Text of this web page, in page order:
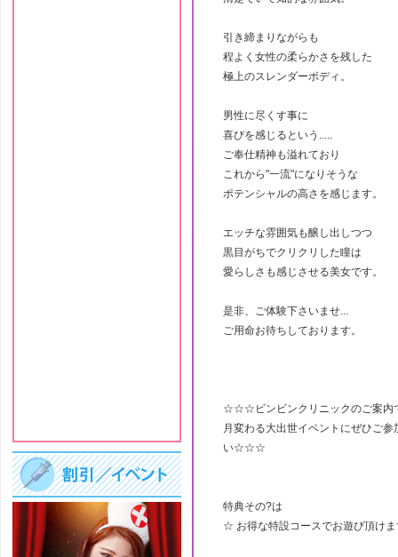
引き締まりながらも
程よく女性の柔らかさを残した
極上のスレンダーボディ。
男性に尽くす事に
喜びを感じるという.....
ご奉仕精神も溢れており
これから"一流"になりそうな
ポテンシャルの高さを感じます。
エッチな雰囲気も醸し出しつつ
黒目がちでクリクリした瞳は
愛らしさも感じさせる美女です。
是非、ご体験下さいませ...
ご用命お待ちしております。
☆☆☆ビンビンクリニックのご案内
月変わる大出世イベントにぜひご参
い☆☆☆
特典その?は
☆ お得な特設コースでお遊び頂け